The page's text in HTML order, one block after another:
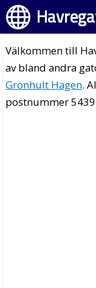
Välkommen till
av bland andra
Grönhult Hagen.
postnummer